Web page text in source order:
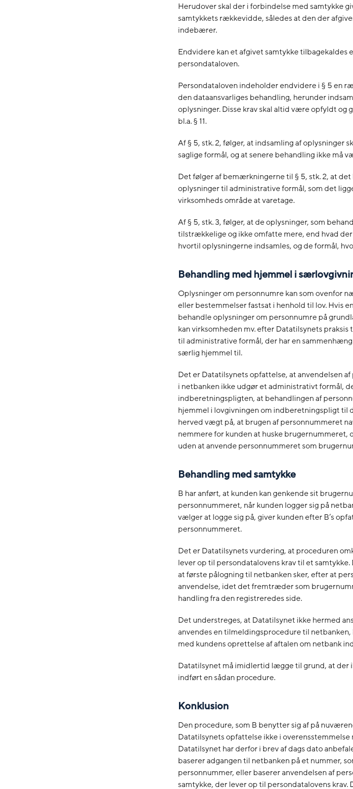
Herudover skal der i forbindelse med samtykke
samtykkets rækkevidde, således at den der
indebærer.
Endvidere kan et afgivet samtykke tilbagekaldes
persondataloven.
Persondataloven indeholder endvidere i § 5 en
den dataansvarliges behandling, herunder
oplysninger. Disse krav skal altid være opfyldt
bl.a. § 11.
Af § 5, stk. 2, følger, at indsamling af oplysninger
saglige formål, og at senere behandling ikke må
Det følger af bemærkningerne til § 5, stk. 2, at
oplysninger til administrative formål, som det
virksomheds område at varetage.
Af § 5, stk. 3, følger, at de oplysninger, som
tilstrækkelige og ikke omfatte mere, end hvad
hvortil oplysningerne indsamles, og de formål,
Behandling med hjemmel i
Oplysninger om personnumre kan som ovenfor
eller bestemmelser fastsat i henhold til lov. Hvis
behandle oplysninger om personnumre på
kan virksomheden mv. efter Datatilsynets
til administrative formål, der har en
særlig hjemmel til.
Det er Datatilsynets opfattelse, at anvendelsen
i netbanken ikke udgør et administrativt formål,
indberetningspligten, at behandlingen af
hjemmel i lovgivningen om indberetningspligt
herved vægt på, at brugen af personnummeret
nemmere for kunden at huske brugernummeret,
uden at anvende personnummeret som
Behandling med samtykke
B har anført, at kunden kan genkende sit
personnummeret, når kunden logger sig på
vælger at logge sig på, giver kunden efter B’s
personnummeret.
Det er Datatilsynets vurdering, at proceduren
lever op til persondatalovens krav til et
at første pålogning til netbanken sker, efter at
anvendelse, idet det fremtræder som
handling fra den registreredes side.
Det understreges, at Datatilsynet ikke hermed
anvendes en tilmeldingsprocedure til
med kundens oprettelse af aftalen om netbank
Datatilsynet må imidlertid lægge til grund, at
indført en sådan procedure.
Konklusion
Den procedure, som B benytter sig af på
Datatilsynets opfattelse ikke i
Datatilsynet har derfor i brev af dags dato
baserer adgangen til netbanken på et nummer,
personnummer, eller baserer anvendelsen af
samtykke, der lever op til persondatalovens